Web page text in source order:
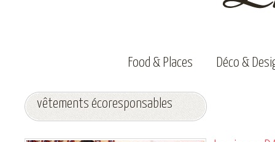
Food & Places Déco &
vêtements écoresponsables